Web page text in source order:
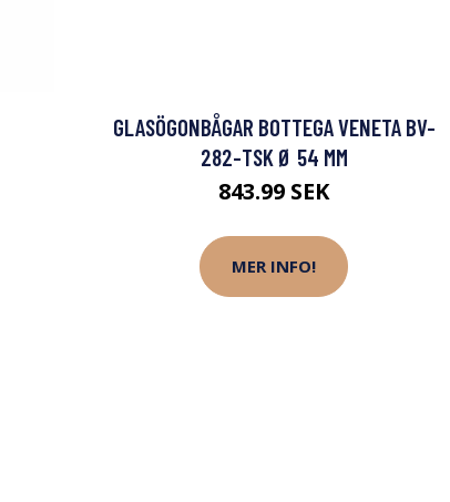
GLASÖGONBÅGAR BOTTEGA VENETA BV-
282-TSK Ø 54 MM
843.99 SEK
MER INFO!